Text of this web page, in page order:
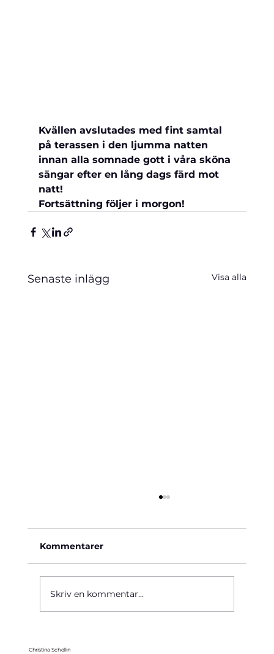
Kvällen avslutades med fint samtal
på terassen i den ljumma natten
innan alla somnade gott i våra sköna
sängar efter en lång dags färd mot
natt!
Fortsättning följer i morgon!
Senaste inlägg Visa alla
Kommentarer
Skriv en kommentar...
Christina Schollin